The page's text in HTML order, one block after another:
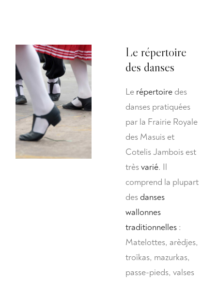
Le répertoire
des danses
Le répertoire des
danses pratiquées
par la Frairie Royale
des Masuis et
Cotelis Jambois est
trèsvarié. Il
comprend la plupart
des danses
wallonnes
traditionnelles :
Matelottes, arèdjes,
troïkas, mazurkas,
passe-pieds, valses